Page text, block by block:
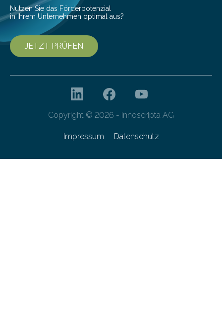
Nutzen Sie das Förderpotenzial
in Ihrem Unternehmen optimal aus?
JETZT PRÜFEN
Copyright © 2026 - innoscripta AG
Impressum Datenschutz